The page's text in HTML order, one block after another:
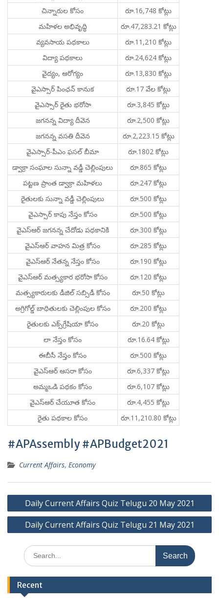
చిన్నారుల కోసం
రూ.16,748 కోట్లు
మహిళల అభివృద్ధి
రూ.47,283.21 కోట్లు
వ్యవసాయ పథకాలు
రూ.11,210 కోట్లు
విద్యా పథకాలు
రూ.24,624 కోట్లు
వైద్యం, ఆరోగ్యం
రూ.13,830 కోట్లు
వైఎస్సార్‌ పింఛన్‌ కానుక
రూ.17 వేల కోట్లు
వైఎస్సార్‌ రైతు భరోసా
రూ.3,845 కోట్లు
జగనన్న విద్యా దీవెన
రూ.2,500 కోట్లు
జగనన్న వసతి దీవెన
రూ.2,223.15 కోట్లు
వైఎస్సార్‌-పీఎం ఫసల్‌ బీమా
రూ.1802 కోట్లు
డ్వాక్రా సంఘాల సున్నా వడ్డీ చెల్లింపులు
రూ.865 కోట్లు
పట్టణ ప్రాంత డ్వాక్రా మహిళలు
రూ.247 కోట్లు
రైతులకు సున్నా వడ్డీ చెల్లింపులు
రూ.500 కోట్లు
వైఎస్సార్‌ కాపు నేస్తం కోసం
రూ.500 కోట్లు
వైఎస్‌ఆర్‌ జగనన్న చేదోడు పథకానికి
రూ.300 కోట్లు
వైఎస్‌ఆర్‌ వాహన మిత్ర కోసం
రూ.285 కోట్లు
వైఎస్‌ఆర్‌ నేతన్న నేస్తం కోసం
రూ.190 కోట్లు
వైఎస్‌ఆర్‌ మత్స్యకార భరోసా కోసం
రూ.120 కోట్లు
మత్స్యకారులకు డీజిల్‌ సబ్సిడీ కోసం
రూ.50 కోట్లు
అగ్రిగోల్డ్‌ బాధితులకు చెల్లింపుల కోసం
రూ.200 కోట్లు
రైతులకు ఎక్స్‌గ్రేషియా కోసం
రూ.20 కోట్లు
లా నేస్తం కోసం
రూ.16.64 కోట్లు
ఈబీసీ నేస్తం కోసం
రూ.500 కోట్లు
వైఎస్‌ఆర్‌ ఆసరా కోసం
రూ.6,337 కోట్లు
అమ్మఒడి పథకం కోసం
రూ.6,107 కోట్లు
వైఎస్‌ఆర్‌ చేయూత కోసం
రూ.4,455 కోట్లు
రైతు పథకాల కోసం
రూ.11,210.80 కోట్లు
#APAssembly #APBudget2021
Current Affairs, Economy
Post
navigation
Daily Current Affairs Quiz Telugu 20 May 2021
Daily Current Affairs Quiz Telugu 21 May 2021
Search
for:
Recent